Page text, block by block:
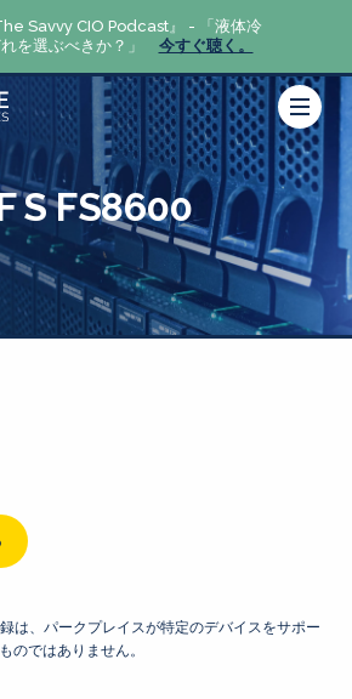
Savvy CIO Podcast』 - 「液体冷
を選ぶべきか？」
今すぐ聴く。
S FS8600
は、パークプレイスが特定のデバイスをサポー
のではありません。